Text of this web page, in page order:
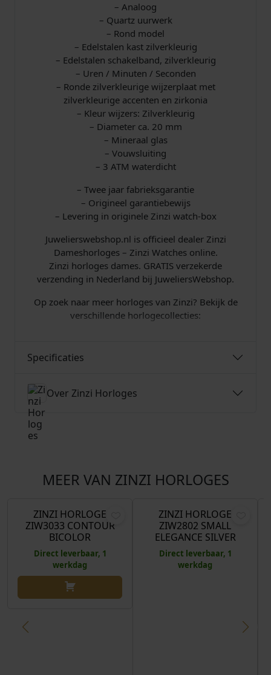
– Analoog
– Quartz uurwerk
– Rond model
– Edelstalen kast zilverkleurig
– Edelstalen schakelband, zilverkleurig
– Uren / Minuten / Seconden
– Ronde zilverkleurige wijzerplaat met
zilverkleurige accenten en zirkonia
– Kleur wijzers: Zilverkleurig
– Diameter ca. 20 mm
– Mineraal glas
– Vouwsluiting
– 3 ATM waterdicht
– Twee jaar fabrieksgarantie
– Origineel garantiebewijs
– Levering in originele Zinzi watch-box
Juwelierswebshop.nl is officieel dealer Zinzi
Dameshorloges – Zinzi Watches online.
Zinzi horloges dames. GRATIS verzekerde
verzending in Nederland bij JuweliersWebshop.
Op zoek naar meer horloges van Zinzi? Bekijk de
verschillende horlogecollecties:
Specificaties
Over Zinzi Horloges
MEER VAN ZINZI HORLOGES
€139,00
ZINZI HORLOGE
ZIW3033 CONTOUR
BICOLOR
Direct leverbaar, 1
werkdag
€129,00
ZINZI HORLOGE
ZIW2802 SMALL
ELEGANCE SILVER
Direct leverbaar, 1
werkdag